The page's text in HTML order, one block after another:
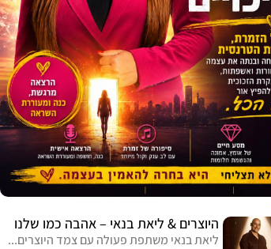
היוצרים & ליאת בנאי – אהבה כמו שלנו
ליאת בנאי משתפת פעולה עם צמד היוצרים...